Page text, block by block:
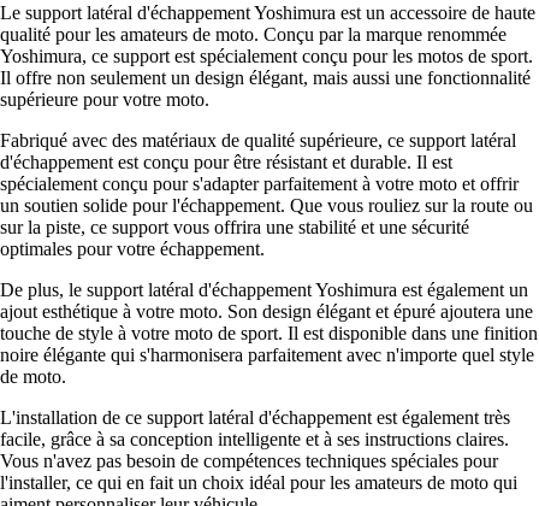
Le support latéral d'échappement Yoshimura est un accessoire de haute
qualité pour les amateurs de moto. Conçu par la marque renommée
Yoshimura, ce support est spécialement conçu pour les motos de sport.
Il offre non seulement un design élégant, mais aussi une fonctionnalité
supérieure pour votre moto.
Fabriqué avec des matériaux de qualité supérieure, ce support latéral
d'échappement est conçu pour être résistant et durable. Il est
spécialement conçu pour s'adapter parfaitement à votre moto et offrir
un soutien solide pour l'échappement. Que vous rouliez sur la route ou
sur la piste, ce support vous offrira une stabilité et une sécurité
optimales pour votre échappement.
De plus, le support latéral d'échappement Yoshimura est également un
ajout esthétique à votre moto. Son design élégant et épuré ajoutera une
touche de style à votre moto de sport. Il est disponible dans une finition
noire élégante qui s'harmonisera parfaitement avec n'importe quel style
de moto.
L'installation de ce support latéral d'échappement est également très
facile, grâce à sa conception intelligente et à ses instructions claires.
Vous n'avez pas besoin de compétences techniques spéciales pour
l'installer, ce qui en fait un choix idéal pour les amateurs de moto qui